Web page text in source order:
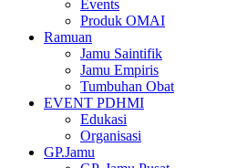
Events
Produk OMAI
Ramuan
Jamu Saintifik
Jamu Empiris
Tumbuhan Obat
EVENT PDHMI
Edukasi
Organisasi
GP.Jamu